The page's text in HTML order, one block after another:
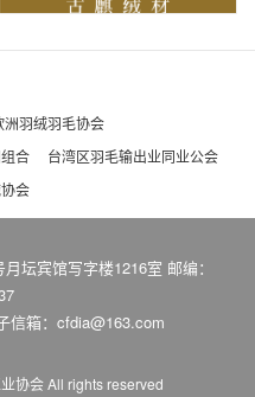
洲羽绒羽毛协会
合
台湾区羽毛输出业同业公会
会
坛宾馆写字楼1216室 邮编：
信箱：cfdia@163.com
协会All rights reserved